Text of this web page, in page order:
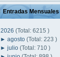
Entradas Mensuales
2026 (Total: 6215 )
►agosto(Total: 223 )
►julio(Total: 710 )